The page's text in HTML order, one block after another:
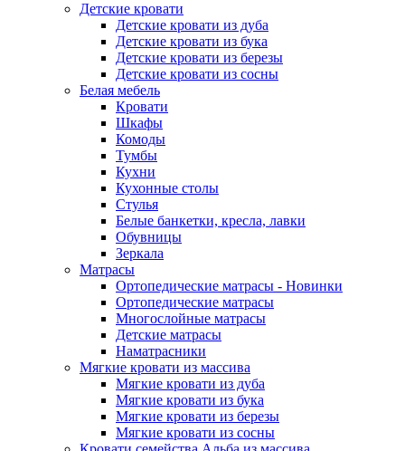
Детские кровати
Детские кровати из дуба
Детские кровати из бука
Детские кровати из березы
Детские кровати из сосны
Белая мебель
Кровати
Шкафы
Комоды
Тумбы
Кухни
Кухонные столы
Стулья
Белые банкетки, кресла, лавки
Обувницы
Зеркала
Матрасы
Ортопедические матрасы - Новинки
Ортопедические матрасы
Многослойные матрасы
Детские матрасы
Наматрасники
Мягкие кровати из массива
Мягкие кровати из дуба
Мягкие кровати из бука
Мягкие кровати из березы
Мягкие кровати из сосны